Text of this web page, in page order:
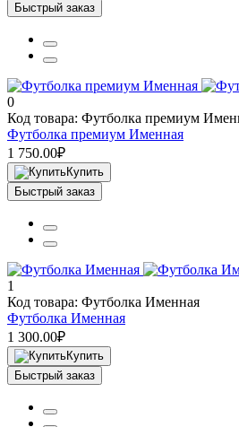
Быстрый заказ
0
Код товара: Футболка премиум
Футболка премиум Именная
1 750.00₽
Купить
Быстрый заказ
1
Код товара: Футболка Именная
Футболка Именная
1 300.00₽
Купить
Быстрый заказ